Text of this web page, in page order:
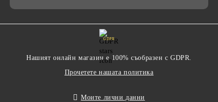
GDPR
Нашият онлайн магазин е 100% съобразен с GDPR.
Прочетете нашата политика
Моите лични данни